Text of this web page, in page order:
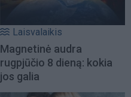
Laisvalaikis
Magnetinė audra
rugpjūčio 8 dieną: kokia
jos galia